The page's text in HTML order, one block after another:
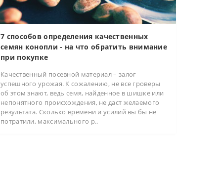
7 способов определения качественных
семян конопли - на что обратить внимание
при покупке
Качественный посевной материал – залог
успешного урожая. К сожалению, не все гроверы
об этом знают, ведь семя, найденное в шишке или
непонятного происхождения, не даст желаемого
результата. Сколько времени и усилий вы бы не
потратили, максимального р..